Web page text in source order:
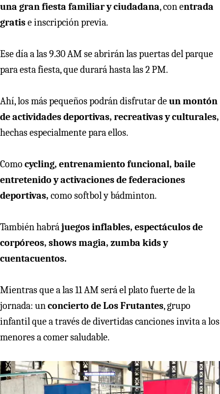
una gran fiesta familiar y ciudadana, con entrada
gratise inscripción previa.
Ese día a las 9.30 AM se abrirán las puertas del parque
para esta fiesta, que durará hasta las 2 PM.
Ahí, los más pequeños podrán disfrutar deun montón
de actividades deportivas, recreativas y culturales,
hechas especialmente para ellos.
Como cycling, entrenamiento funcional, baile
entretenido y activaciones de federaciones
deportivas, como softbol y bádminton.
También habrájuegos inflables, espectáculos de
corpóreos, shows magia, zumba kids y
cuentacuentos.
Mientras que a las 11 AM será el plato fuerte de la
jornada: unconcierto de Los Frutantes, grupo
infantil que a través de divertidas canciones invita a los
menores a comer saludable.